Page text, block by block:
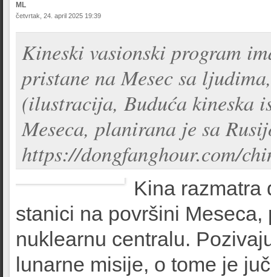
ML
četvrtak, 24. april 2025 19:39
Kineski vasionski program
pristane na Mesec sa
(ilustracija, Buduća kineska
Meseca, planirana je sa
https://dongfanghour.com/
Kina razmatra
stanici na površini
nuklearnu centralu.
lunarne misije, o tome je